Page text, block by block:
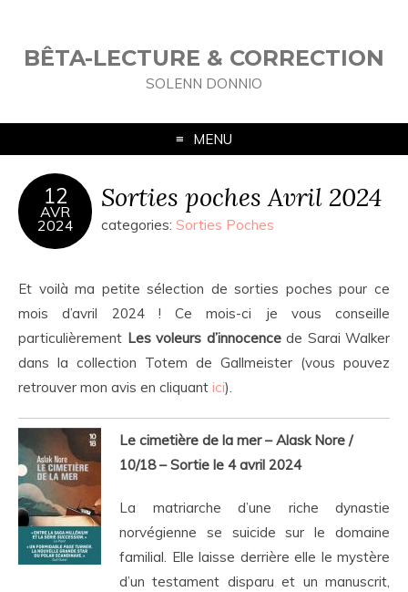
BÊTA-LECTURE & CORRECTION
SOLENN DONNIO
MENU
12
AVR
2024
Sorties poches Avril 2024
categories: Sorties Poches
Et voilà ma petite sélection de sorties poches pour ce
mois d’avril 2024 ! Ce mois-ci je vous conseille
particulièrement Les voleurs d’innocencede Sarai Walker
dans la collection Totem de Gallmeister (vous pouvez
retrouver mon avis en cliquant ici).
Le cimetière de la mer – Alask Nore /
10/18 – Sortie le 4 avril 2024
La matriarche d’une riche dynastie
norvégienne se suicide sur le domaine
familial. Elle laisse derrière elle le mystère
d’un testament disparu et un manuscrit,